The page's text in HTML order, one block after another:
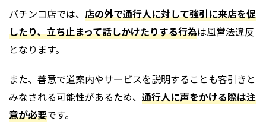
パチンコ店では、 店の外で通行人に対して強引に来店を促
したり、立ち止まって話しかけたりする行為は風営法違反
となります。
また、善意で道案内やサービスを説明することも客引きと
みなされる可能性があるため、 通行人に声をかける際は注
意が必要です。